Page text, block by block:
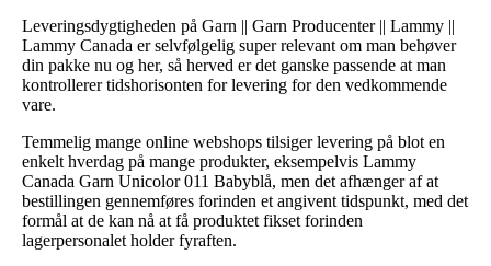
Leveringsdygtigheden på Garn || Garn Producenter || Lammy ||
Lammy Canada er selvfølgelig super relevant om man behøver
din pakke nu og her, så herved er det ganske passende at man
kontrollerer tidshorisonten for levering for den vedkommende
vare.
Temmelig mange online webshops tilsiger levering på blot en
enkelt hverdag på mange produkter, eksempelvis Lammy
Canada Garn Unicolor 011 Babyblå, men det afhænger af at
bestillingen gennemføres forinden et angivent tidspunkt, med det
formål at de kan nå at få produktet fikset forinden
lagerpersonalet holder fyraften.